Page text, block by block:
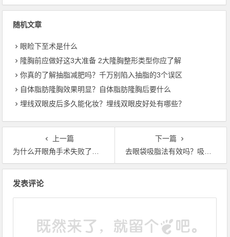
随机文章
眼睑下至术是什么
隆胸前应做好这3大准备 2大隆胸整形类型你应了解
你真的了解抽脂减肥吗？千万别陷入抽脂的3个误区
自体脂肪隆胸效果明显？自体脂肪隆胸后要什么
埋线双眼皮后多久能化妆？埋线双眼皮好处有哪些？
上一篇
为什么开眼角手术失败了？快看看是不是这5个原因
下一篇
去眼袋吸脂法有效吗？吸脂祛眼袋有3大优势
发表评论